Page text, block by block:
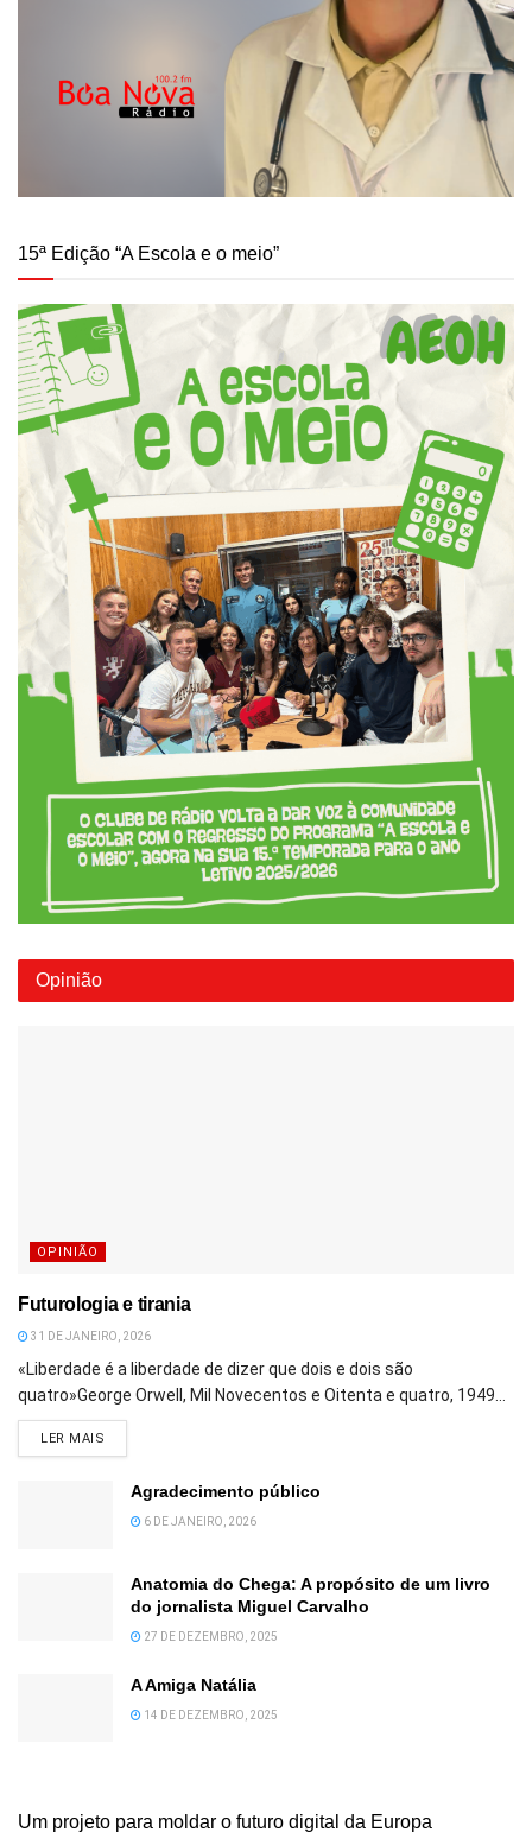
15ª Edição “A Escola e o meio”
Opinião
OPINIÃO
Futurologia e tirania
31 DE JANEIRO, 2026
«Liberdade é a liberdade de dizer que dois e dois são
quatro»George Orwell, Mil Novecentos e Oitenta e quatro, 1949...
LER MAIS
Agradecimento público
6 DE JANEIRO, 2026
Anatomia do Chega: A propósito de um livro
do jornalista Miguel Carvalho
27 DE DEZEMBRO, 2025
A Amiga Natália
14 DE DEZEMBRO, 2025
Um projeto para moldar o futuro digital da Europa